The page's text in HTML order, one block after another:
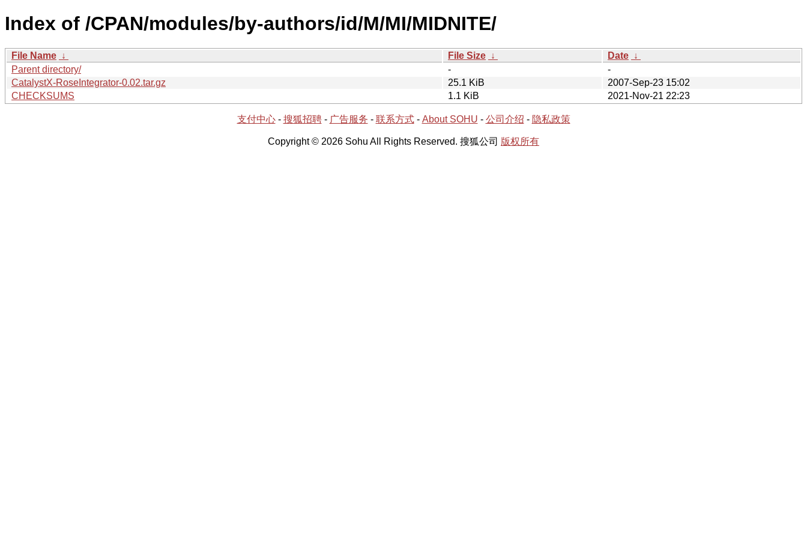
Index of /CPAN/modules/by-authors/id/M/MI/MIDNITE/
File Name ↓ File Size ↓ Date ↓
Parent directory/
-
-
CatalystX-RoseIntegrator-0.02.tar.gz
25.1 KiB
2007-Sep-23 15:02
CHECKSUMS
1.1 KiB 2021-Nov-21 22:23
支付中心- 搜狐招聘- 广告服务 - 联系方式- About SOHU - 公司介绍 - 隐私政策
Copyright © 2026 Sohu All Rights Reserved. 搜狐公司 版权所有